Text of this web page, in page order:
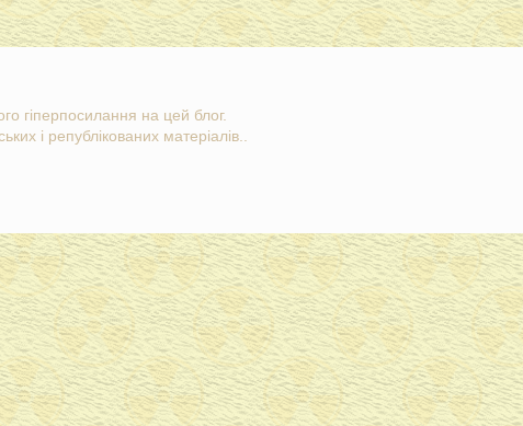
гіперпосилання на цей блог.
і републікованих матеріалів..